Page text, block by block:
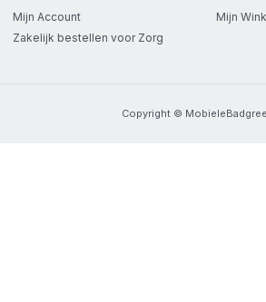
Mijn Account
Zakelijk bestellen voor Zorg
Mijn
Copyright ©